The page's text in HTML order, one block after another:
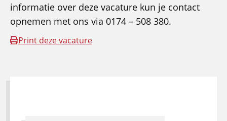
informatie over deze vacature kun je contact
opnemen met ons via 0174 – 508 380.
Print deze vacature